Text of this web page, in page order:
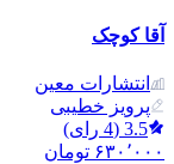
آقا کوچک
انتشارات معین
پرویز خطیبی
3.5
(
4 رای)
۶۳۰٬۰۰۰ تومان